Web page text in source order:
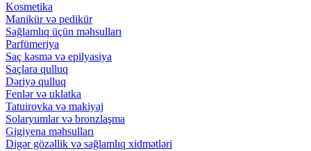
Kosmetika
Manikür və pedikür
Sağlamlıq üçün məhsulları
Parfümeriya
Saç kəsmə və epilyasiya
Saçlara qulluq
Dəriyə qulluq
Fenlər və uklatka
Tatuirovka və makiyaj
Solaryumlar və bronzlaşma
Gigiyena məhsulları
Digər gözəllik və sağlamlıq xidmətləri